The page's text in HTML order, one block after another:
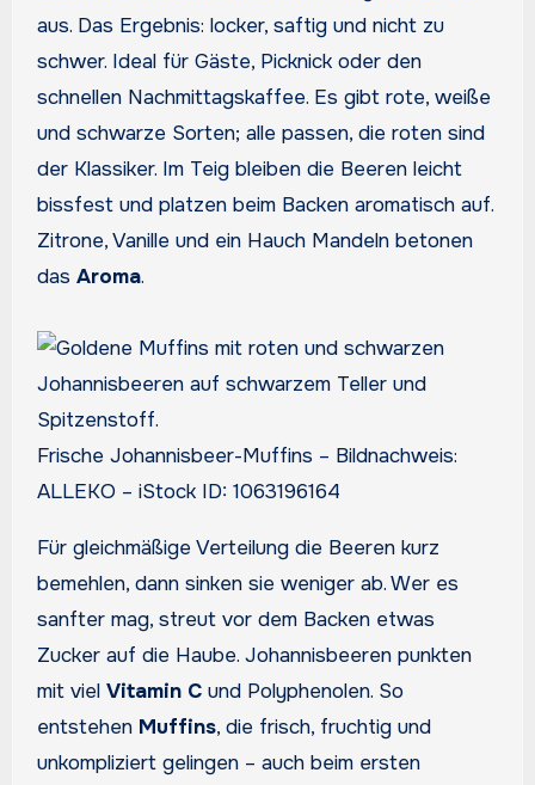
aus. Das Ergebnis: locker, saftig und nicht zu
schwer. Ideal für Gäste, Picknick oder den
schnellen Nachmittagskaffee. Es gibt rote, weiße
und schwarze Sorten; alle passen, die roten sind
der Klassiker. Im Teig bleiben die Beeren leicht
bissfest und platzen beim Backen aromatisch auf.
Zitrone, Vanille und ein Hauch Mandeln betonen
das Aroma.
Frische Johannisbeer-Muffins – Bildnachweis:
ALLEKO – iStock ID: 1063196164
Für gleichmäßige Verteilung die Beeren kurz
bemehlen, dann sinken sie weniger ab. Wer es
sanfter mag, streut vor dem Backen etwas
Zucker auf die Haube. Johannisbeeren punkten
mit viel Vitamin Cund Polyphenolen. So
entstehen Muffins, die frisch, fruchtig und
unkompliziert gelingen – auch beim ersten